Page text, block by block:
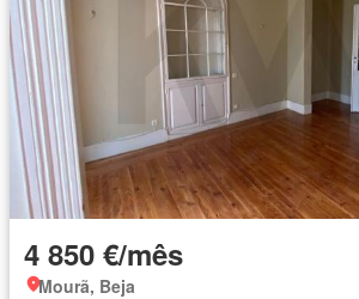
4 850 €/mês
Mourã, Beja